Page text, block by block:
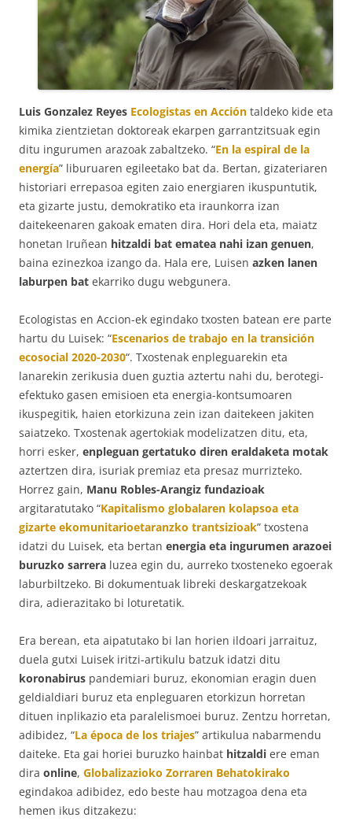
Luis Gonzalez Reyes Ecologistas en Acción taldeko kide eta
kimika zientzietan doktoreak ekarpen garrantzitsuak egin
ditu ingurumen arazoak zabaltzeko. “En la espiral de la
energía” liburuaren egileetako bat da. Bertan, gizateriaren
historiari errepasoa egiten zaio energiaren ikuspuntutik,
eta gizarte justu, demokratiko eta iraunkorra izan
daitekeenaren gakoak ematen dira. Hori dela eta, maiatz
honetan Iruñean hitzaldi bat ematea nahi izan genuen,
baina ezinezkoa izango da. Hala ere, Luisen azken lanen
laburpen bat ekarriko dugu webgunera.
Ecologistas en Accion-ek egindako txosten batean ere parte
hartu du Luisek: “Escenarios de trabajo en la transición
ecosocial 2020-2030“. Txostenak enpleguarekin eta
lanarekin zerikusia duen guztia aztertu nahi du, berotegi-
efektuko gasen emisioen eta energia-kontsumoaren
ikuspegitik, haien etorkizuna zein izan daitekeen jakiten
saiatzeko. Txostenak agertokiak modelizatzen ditu, eta,
horri esker, enpleguan gertatuko diren eraldaketa motak
aztertzen dira, isuriak premiaz eta presaz murrizteko.
Horrez gain, Manu Robles-Arangiz fundazioak
argitaratutako “Kapitalismo globalaren kolapsoa eta
gizarte ekomunitarioetaranzko trantsizioak” txostena
idatzi du Luisek, eta bertan energia eta ingurumen arazoei
buruzko sarrera luzea egin du, aurreko txosteneko egoerak
laburbiltzeko. Bi dokumentuak libreki deskargatzekoak
dira, adierazitako bi loturetatik.
Era berean, eta aipatutako bi lan horien ildoari jarraituz,
duela gutxi Luisek iritzi-artikulu batzuk idatzi ditu
koronabirus pandemiari buruz, ekonomian eragin duen
geldialdiari buruz eta enpleguaren etorkizun horretan
dituen inplikazio eta paralelismoei buruz. Zentzu horretan,
adibidez, “La época de los triajes” artikulua nabarmendu
daiteke. Eta gai horiei buruzko hainbat hitzaldi ere eman
dira online, Globalizazioko Zorraren Behatokirako
egindakoa adibidez, edo beste hau motzagoa dena eta
hemen ikus ditzakezu: